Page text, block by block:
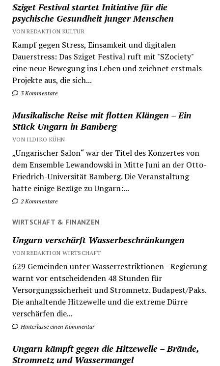
Sziget Festival startet Initiative für die
psychische Gesundheit junger Menschen
VON REDAKTION KULTUR
Kampf gegen Stress, Einsamkeit und digitalen
Dauerstress: Das Sziget Festival ruft mit "SZociety"
eine neue Bewegung ins Leben und zeichnet erstmals
Projekte aus, die sich...
3 Kommentare
Musikalische Reise mit flotten Klängen – Ein
Stück Ungarn in Bamberg
VON ILDIKO KÜHN
„Ungarischer Salon“ war der Titel des Konzertes von
dem Ensemble Lewandowski in Mitte Juni an der Otto-
Friedrich-Universität Bamberg. Die Veranstaltung
hatte einige Bezüge zu Ungarn:...
2 Kommentare
WIRTSCHAFT & FINANZEN
Ungarn verschärft Wasserbeschränkungen
VON REDAKTION WIRTSCHAFT
629 Gemeinden unter Wasserrestriktionen - Regierung
warnt vor entscheidenden 48 Stunden für
Versorgungssicherheit und Stromnetz. Budapest/Paks.
Die anhaltende Hitzewelle und die extreme Dürre
verschärfen die...
Hinterlasse einen Kommentar
Ungarn kämpft gegen die Hitzewelle – Brände,
Stromnetz und Wassermangel